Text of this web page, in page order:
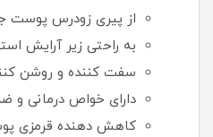
از پیری زودرس پوست
به راحتی زیر آرایش
سفت کننده و روشن
دارای خواص درمانی و
کاهش دهنده قرمزی